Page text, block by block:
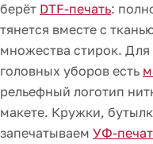
берёт DTF-печать:
тянется вместе с
множества стирок. Для
головных уборов есть
рельефный логотип
макете. Кружки,
запечатываем УФ-